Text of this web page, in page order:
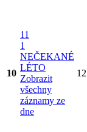
10
11
1
NEČEKANÉ
LÉTO
Zobrazit
všechny
záznamy ze
dne
12